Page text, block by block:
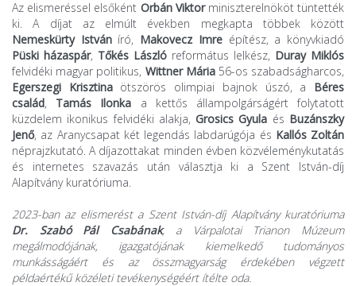
Az elismeréssel elsőként Orbán Viktorminiszterelnököt tüntették
ki. A díjat az elmúlt években megkapta többek között
Nemeskürty Istváníró, Makovecz Imreépítész, a könyvkiadó
Püski házaspár, Tőkés László református lelkész, Duray Miklós
felvidéki magyar politikus, Wittner Mária56-os szabadságharcos,
Egerszegi Krisztinaötszörös olimpiai bajnok úszó, a Béres
család, Tamás Ilonka a kettős állampolgárságért folytatott
küzdelem ikonikus felvidéki alakja,Grosics Gyula és Buzánszky
Jenő, az Aranycsapat két legendás labdarúgója és Kallós Zoltán
néprajzkutató. A díjazottakat minden évben közvéleménykutatás
és internetes szavazás után választja ki a Szent István-díj
Alapítvány kuratóriuma.
2023-ban az elismerést a Szent István-díj Alapítvány kuratóriuma
Dr. Szabó Pál Csabának, a Várpalotai Trianon Múzeum
megálmodójának, igazgatójának kiemelkedő tudományos
munkásságáért és az összmagyarság érdekében végzett
példaértékű közéleti tevékenységéért ítélte oda.